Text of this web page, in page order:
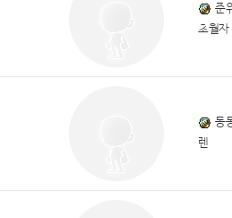
준
초월자
동
렌